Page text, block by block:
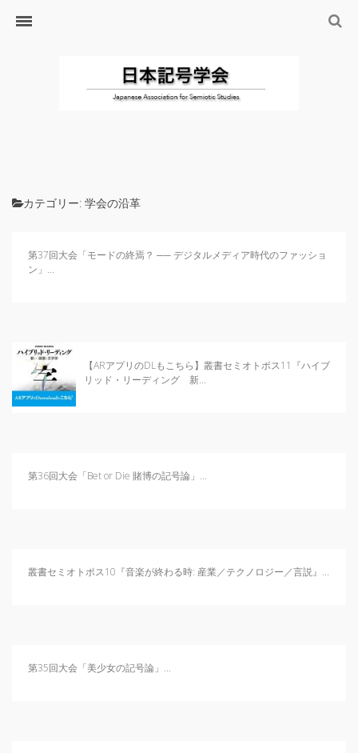
ホーム
ジャーナル（論文誌）
日本記号学会第46回大会
（2026/7/11・7/12）「パース
記号論のフロンティア」特設ペ
ージ
カテゴリー: 学会の沿革
第37回大会「モードの終焉？ ── デジタルメディア時代のファッショ
ン」...
【ARアプリのDLもこちら】叢書セミオトポス11『ハイブ
リッド・リーディング 新...
第36回大会「Bet or Die 賭博の記号論」...
叢書セミオトポス10『音楽が終わる時: 産業／テクノロジー／言説』...
第35回大会「美少女の記号論」...